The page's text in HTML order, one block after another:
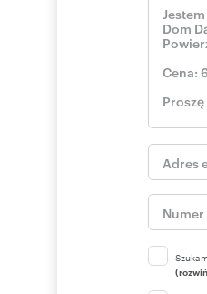
przepisów prawa.
rozpowszechnianie
Numer oferty: 31160764